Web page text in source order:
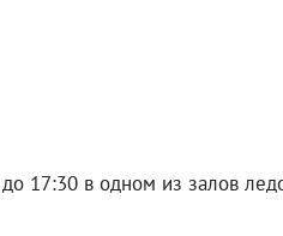
17:30 в одном из залов